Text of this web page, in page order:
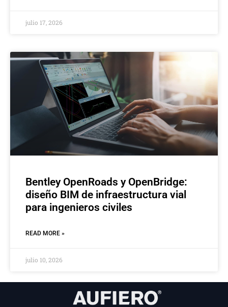
julio 17, 2026
Bentley OpenRoads y OpenBridge:
diseño BIM de infraestructura vial
para ingenieros civiles
READ MORE »
julio 10, 2026